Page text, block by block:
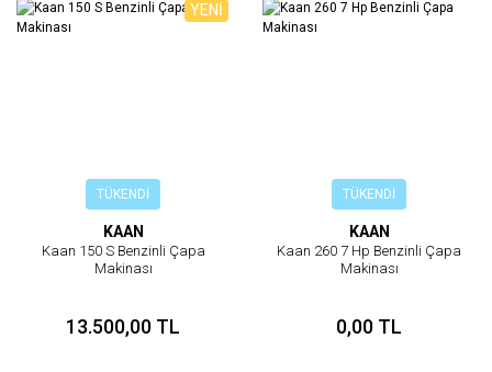
YENİ
TÜKENDİ
KAAN
Kaan 150 S Benzinli Çapa
Makinası
13.500,00 TL
TÜKENDİ
KAAN
Kaan 260 7 Hp Benzinli Çapa
Makinası
0,00 TL